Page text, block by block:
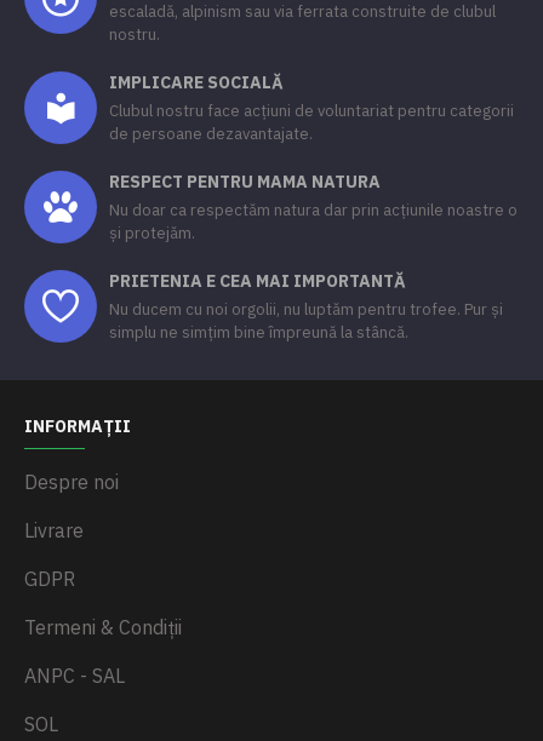
escaladă, alpinism sau via ferrata construite de clubul
nostru.
IMPLICARE SOCIALĂ
Clubul nostru face acțiuni de voluntariat pentru categorii
de persoane dezavantajate.
RESPECT PENTRU MAMA NATURA
Nu doar ca respectăm natura dar prin acțiunile noastre o
și protejăm.
PRIETENIA E CEA MAI IMPORTANTĂ
Nu ducem cu noi orgolii, nu luptăm pentru trofee. Pur și
simplu ne simțim bine împreună la stâncă.
INFORMAȚII
Despre noi
Livrare
GDPR
Termeni & Condiții
ANPC - SAL
SOL